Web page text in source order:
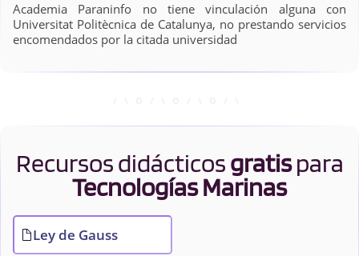
Academia Paraninfo no tiene vinculación alguna con
Universitat Politècnica de Catalunya, no prestando servicios
encomendados por la citada universidad
Recursos didácticosgratispara
Tecnologías Marinas
Ley de Gauss